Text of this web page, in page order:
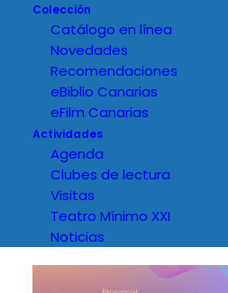
Colección
Catálogo en línea
Novedades
Recomendaciones
eBiblio Canarias
eFilm Canarias
Actividades
Agenda
Clubes de lectura
Visitas
Teatro Mínimo XXI
Noticias